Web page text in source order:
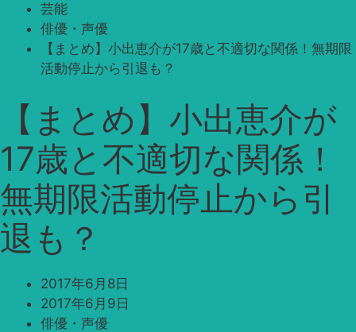
芸能
俳優・声優
【まとめ】小出恵介が17歳と不適切な関係！無期限
活動停止から引退も？
【まとめ】小出恵介が
17歳と不適切な関係！
無期限活動停止から引
退も？
2017年6月8日
2017年6月9日
俳優・声優